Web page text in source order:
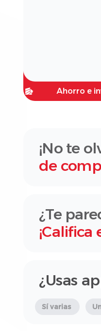
Ahorro e
¡No te
de
¿Te
¡Califica
¿Usas
Sí varias